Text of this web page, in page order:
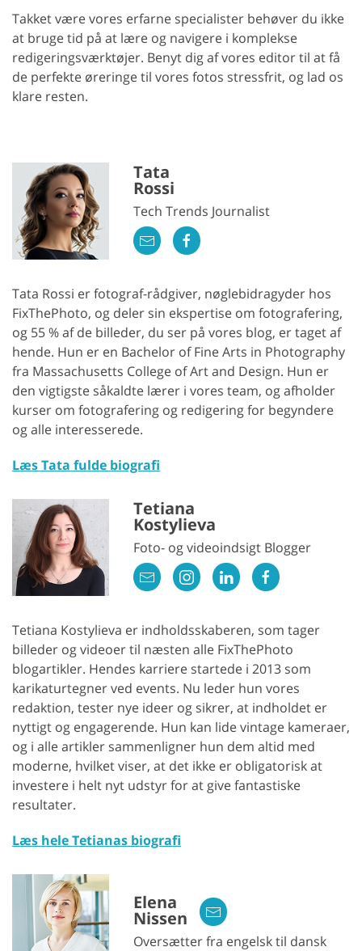
Takket være vores erfarne specialister behøver du ikke
at bruge tid på at lære og navigere i komplekse
redigeringsværktøjer. Benyt dig af vores editor til at få
de perfekte øreringe til vores fotos stressfrit, og lad os
klare resten.
Tata
Rossi
Tech Trends Journalist
Tata Rossi er fotograf-rådgiver, nøglebidragyder hos
FixThePhoto, og deler sin ekspertise om fotografering,
og 55 % af de billeder, du ser på vores blog, er taget af
hende. Hun er en Bachelor of Fine Arts in Photography
fra Massachusetts College of Art and Design. Hun er
den vigtigste såkaldte lærer i vores team, og afholder
kurser om fotografering og redigering for begyndere
og alle interesserede.
Læs Tata fulde biografi
Tetiana
Kostylieva
Foto- og videoindsigt Blogger
Tetiana Kostylieva er indholdsskaberen, som tager
billeder og videoer til næsten alle FixThePhoto
blogartikler. Hendes karriere startede i 2013 som
karikaturtegner ved events. Nu leder hun vores
redaktion, tester nye ideer og sikrer, at indholdet er
nyttigt og engagerende. Hun kan lide vintage kameraer,
og i alle artikler sammenligner hun dem altid med
moderne, hvilket viser, at det ikke er obligatorisk at
investere i helt nyt udstyr for at give fantastiske
resultater.
Læs hele Tetianas biografi
Elena
Nissen
Oversætter fra engelsk til dansk